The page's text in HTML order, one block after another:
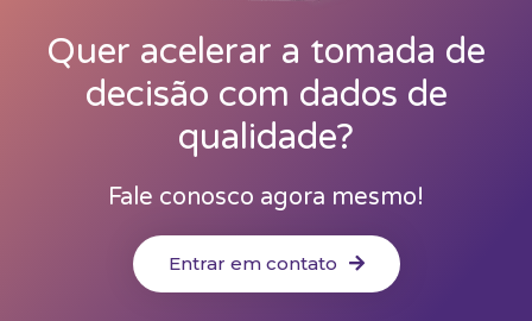
Quer acelerar a tomada de
decisão com dados de
qualidade?
Fale conosco agora mesmo!
Entrar em contato